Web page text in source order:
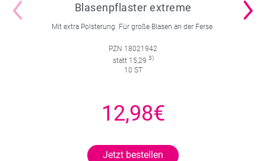
Blasenpflaster extreme
Mit extra Polsterung. Für große Blasen an der Ferse.
PZN 18021942
statt 15,29 3)
10 ST
12,98€
Jetzt bestellen